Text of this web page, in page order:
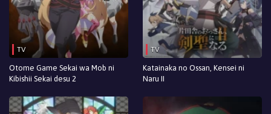
TV
Otome Game Sekai wa Mob ni
Kibishii Sekai desu 2
TV
Katainaka no Ossan, Kensei ni
Naru II